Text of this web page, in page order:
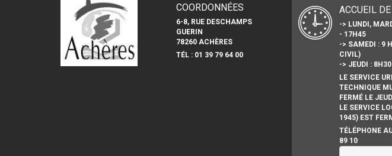
COORDONNÉES
6-8, RUE DESCHAMPS
GUERIN
78260 ACHÈRES
TÉL : 01 39 79 64 00
ACCUEIL
-> LUNDI,
- 17H45
-> SAMEDI : 9
CIVIL)
-> JEUDI :
LE SERVICE
TECHNIQUE
FERMÉ LE
LE SERVICE
1945) EST
TÉLÉPHONE
89 10